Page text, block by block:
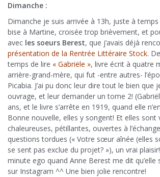
Dimanche :
Dimanche je suis arrivée à 13h, juste à
bise à Martine, croisée trop brièvement, et
avec les soeurs Berest, que j’avais déjà
présentation de la Rentrée Littéraire Stock.
temps de lire « Gabriële », livre écrit à quatre
arrière-grand-mère, qui fut -entre autres-
Picabia. J’ai pu donc leur dire tout le bien que
ouvrage, et leur demander un tome 2!
ans, et le livre s’arrête en 1919, quand elle
Bonne nouvelle, elles y songent! Et elles sont
chaleureuses, pétillantes, ouvertes à
questions tordues (« Votre sœur aînée (elles
se sent pas exclue du projet? »), un vrai
minute ego quand Anne Berest me dit
sur Instagram ^^ Une bien jolie rencontre!